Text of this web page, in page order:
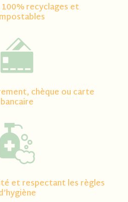
100% recyclages et
chèque ou carte
bancaire
et respectant les règles